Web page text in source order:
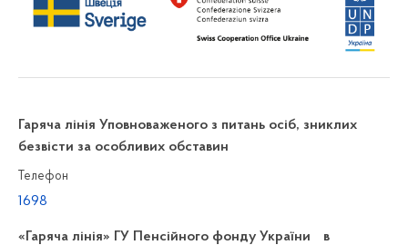
Гаряча лінія Уповноваженого з питань осіб, зниклих
безвісти за особливих обставин
Телефон
1698
«Гаряча лінія» ГУ Пенсійного фонду України в